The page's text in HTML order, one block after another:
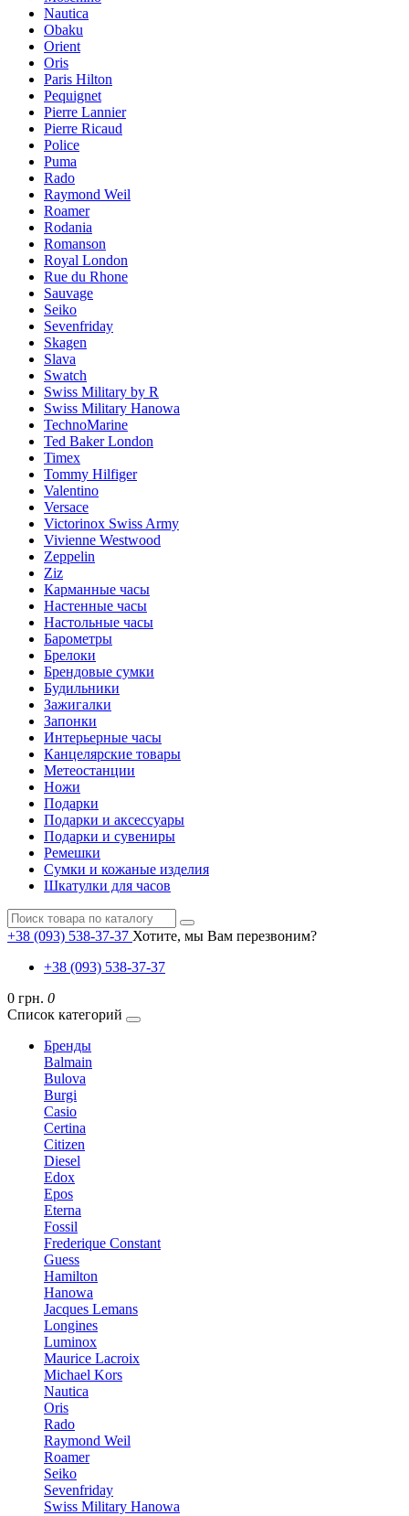
Nautica
Obaku
Orient
Oris
Paris Hilton
Pequignet
Pierre Lannier
Pierre Ricaud
Police
Puma
Rado
Raymond Weil
Roamer
Rodania
Romanson
Royal London
Rue du Rhone
Sauvage
Seiko
Sevenfriday
Skagen
Slava
Swatch
Swiss Military by R
Swiss Military Hanowa
TechnoMarine
Ted Baker London
Timex
Tommy Hilfiger
Valentino
Versace
Victorinox Swiss Army
Vivienne Westwood
Zeppelin
Ziz
Карманные часы
Настенные часы
Настольные часы
Барометры
Брелоки
Брендовые сумки
Будильники
Зажигалки
Запонки
Интерьерные часы
Канцелярские товары
Метеостанции
Ножи
Подарки
Подарки и аксессуары
Подарки и сувениры
Ремешки
Сумки и кожаные изделия
Шкатулки для часов
+38 (093) 538-37-37 Хотите, мы Вам перезвоним?
+38 (093) 538-37-37
0 грн. 0
Список категорий
Бренды
Balmain
Bulova
Burgi
Casio
Certina
Citizen
Diesel
Edox
Epos
Eterna
Fossil
Frederique Constant
Guess
Hamilton
Hanowa
Jacques Lemans
Longines
Luminox
Maurice Lacroix
Michael Kors
Nautica
Oris
Rado
Raymond Weil
Roamer
Seiko
Sevenfriday
Swiss Military Hanowa